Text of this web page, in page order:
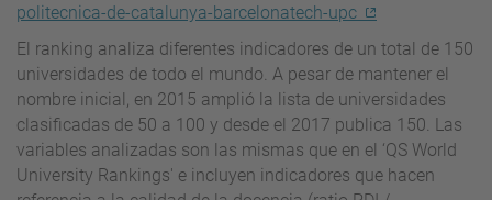
politecnica-de-catalunya-barcelonatech-upc
El ranking analiza diferentes indicadores de un total de 150
universidades de todo el mundo. A pesar de mantener el
nombre inicial, en 2015 amplió la lista de universidades
clasificadas de 50 a 100 y desde el 2017 publica 150. Las
variables analizadas son las mismas que en el ‘QS World
University Rankings' e incluyen indicadores que hacen